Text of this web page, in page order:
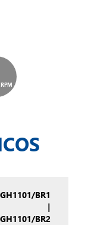
GH1101/BR1
|
GH1101/BR2